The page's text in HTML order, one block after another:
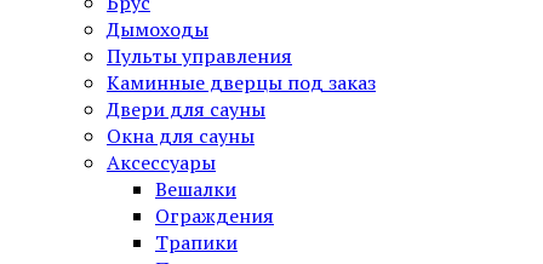
Дымоходы
Пульты управления
Каминные дверцы под заказ
Двери для сауны
Окна для сауны
Аксессуары
Вешалки
Ограждения
Трапики